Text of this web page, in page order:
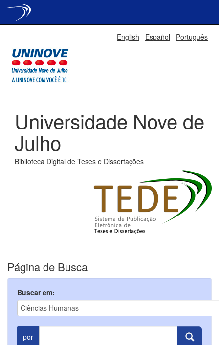
English Español Português
Universidade Nove de
Julho
Biblioteca Digital de Teses e Dissertações
Página de Busca
Buscar em:
por